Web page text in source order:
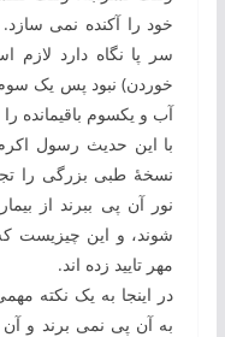
خود را آکنده نمی
سر پا نگاه دارد لازم
خوردن) نبود پس یک‏
‏آب و یک‏سوم باقیمانده
با این ‏حدیث رسول
نسخۀ طبی بزرگی‏ را
‏نور آن پی ببرند از
شوند، و این چیزیست
مهر تایید زده ‏اند.
در این‏جا به ‏یک نکته
به ‏آن پی نمی ‏برند و